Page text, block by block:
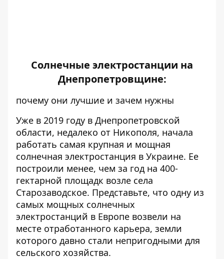
Солнечные электростанции на
Днепропетровщине:
почему они лучшие и зачем нужны
Уже в 2019 году в Днепропетровской
области, недалеко от Никополя, начала
работать самая крупная и мощная
солнечная электростанция в Украине. Ее
построили менее, чем за год на 400-
гектарной площадк возле села
Старозаводское. Представьте, что одну из
самых мощных солнечных
электростанций в Европе возвели на
месте отработанного карьера, земли
которого давно стали непригодными для
сельского хозяйства.